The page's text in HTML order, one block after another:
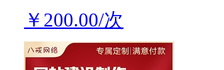
￥200.00/次